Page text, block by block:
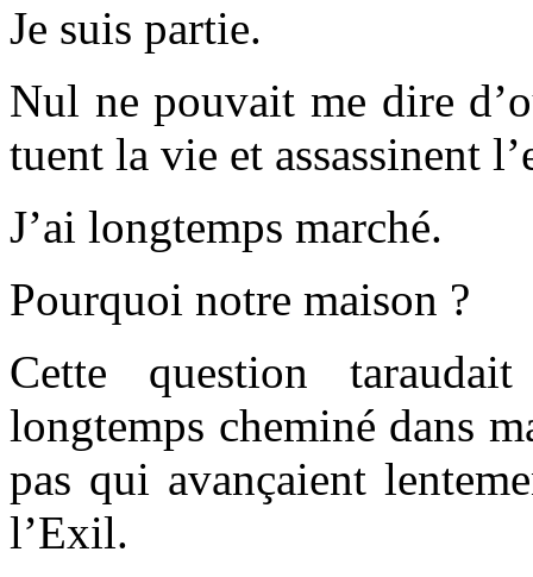
Je suis partie.
Nul ne pouvait me dire
tuent la vie et assassinent
J’ai longtemps marché.
Pourquoi notre maison ?
Cette question
longtemps cheminé dans
pas qui avançaient
l’Exil.